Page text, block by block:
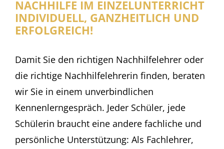
NACHHILFE IM EINZELUNTERRICHT
INDIVIDUELL, GANZHEITLICH UND
ERFOLGREICH!
Damit Sie den richtigen Nachhilfelehrer oder
die richtige Nachhilfelehrerin finden, beraten
wir Sie in einem unverbindlichen
Kennenlerngespräch. Jeder Schüler, jede
Schülerin braucht eine andere fachliche und
persönliche Unterstützung: Als Fachlehrer,